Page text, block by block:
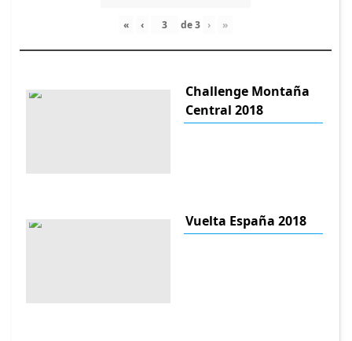
« ‹ de3 › »
Challenge Montaña
Central 2018
Vuelta España 2018